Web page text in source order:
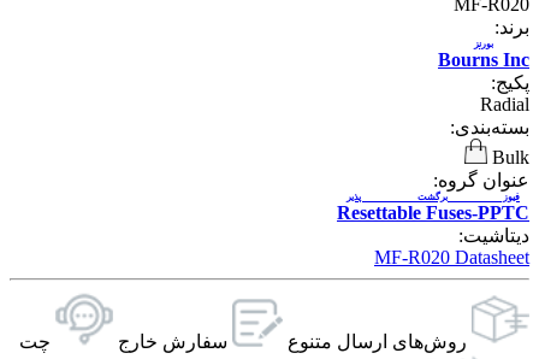
برند:
Bourns Inc
بورنز
پکیج:
Radial
بسته‌بندی:
Bulk
عنوان گروه:
Resettable Fuses-PPTC
فیوز برگشت پذیر
دیتاشیت:
MF-R020 Datasheet
روش‌های ارسال‌ متنوع سفارش خارج چت